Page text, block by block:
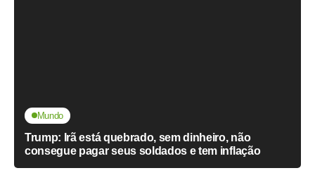
Mundo
Trump: Irã está quebrado, sem dinheiro, não
consegue pagar seus soldados e tem inflação